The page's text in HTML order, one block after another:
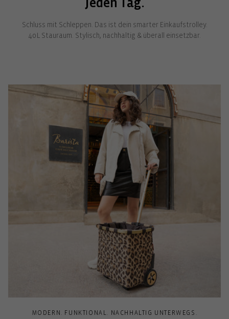
Jeden Tag.
Schluss mit Schleppen. Das ist dein smarter Einkaufstrolley.
40 L Stauraum. Stylisch, nachhaltig & überall einsetzbar.
MODERN. FUNKTIONAL. NACHHALTIG UNTERWEGS.